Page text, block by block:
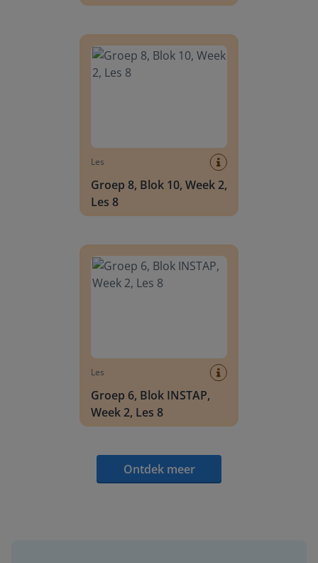
Les
Groep 8, Blok 10, Week 2,
Les 8
Les
Groep 6, Blok INSTAP,
Week 2, Les 8
Ontdek meer